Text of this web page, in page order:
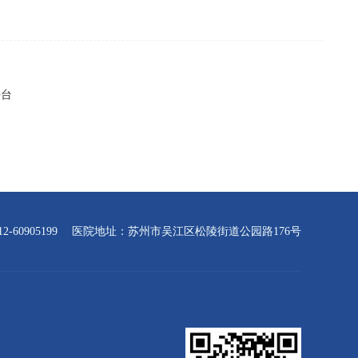
60905199 医院地址：苏州市吴江区松陵街道公园路176号